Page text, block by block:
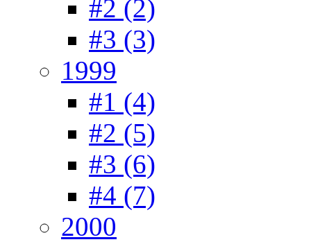
#2 (2)
#3 (3)
1999
#1 (4)
#2 (5)
#3 (6)
#4 (7)
2000